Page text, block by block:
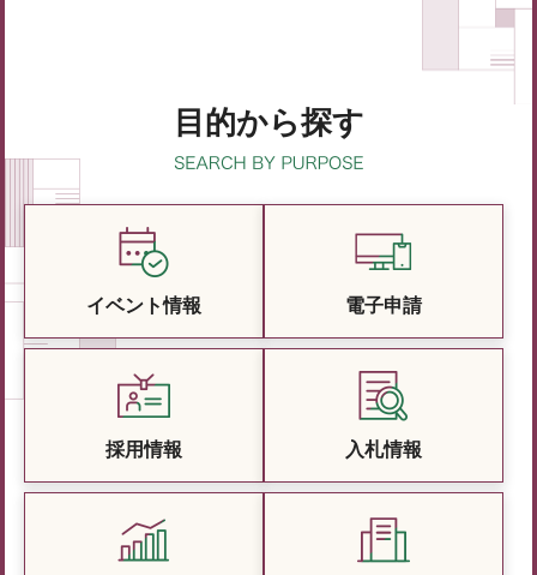
目的から探す
イベント情報 電子申請
採用情報 入札情報